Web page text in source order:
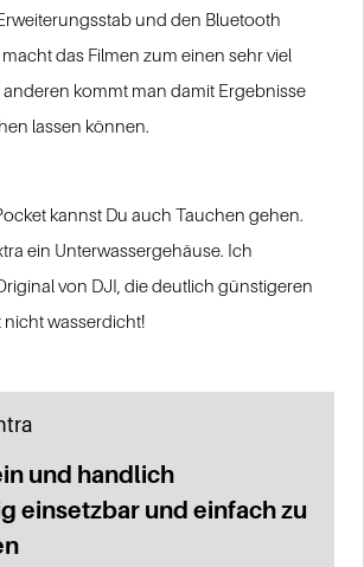
und den Bluetooth
das Filmen zum einen sehr viel
kommt man damit Ergebnisse
lassen können.
kannst Du auch Tauchen gehen.
ein Unterwassergehäuse. Ich
von DJI, die deutlich günstigeren
nicht wasserdicht!
und handlich
einsetzbar und einfach zu